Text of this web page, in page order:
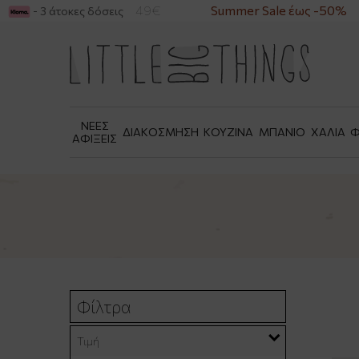
ΑΝΩ ΤΩΝ 49€ Summer Sale έως -50%
- 3 άτοκες δόσεις
ΝΕΕΣ
ΑΦΙΞΕΙΣ ΔΙΑΚΟΣΜΗΣΗ ΚΟΥΖΙΝΑ ΜΠΑΝΙΟ ΧΑΛΙΑ
Φίλτρα
Τιμή